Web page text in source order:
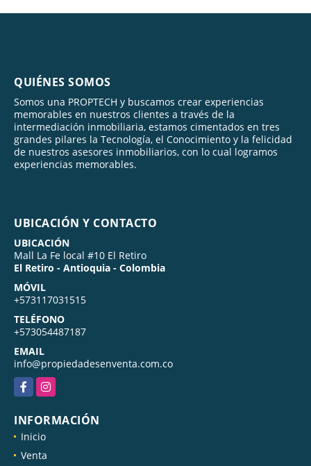
QUIÉNES SOMOS
Somos una PROPTECH y buscamos crear experiencias
memorables en nuestros clientes a través de la
intermediación inmobiliaria, estamos cimentados en tres
grandes pilares la Tecnología, el Conocimiento y la felicidad
de nuestros asesores inmobiliarios, con lo cual logramos
experiencias memorables.
UBICACIÓN Y CONTACTO
UBICACIÓN
Mall La Fe local #10 El Retiro
El Retiro - Antioquia - Colombia
MÓVIL
+573117031515
TELÉFONO
+573054487187
EMAIL
info@propiedadesenventa.com.co
FacebookInstagram
INFORMACIÓN
Inicio
Venta